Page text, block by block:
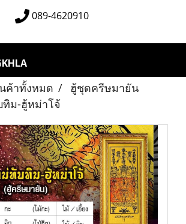
089-4620910
ค้าทั้งหมด
ฮู้ชุดครีษมายัน
ทิม-ฮู้หม่าโจ้